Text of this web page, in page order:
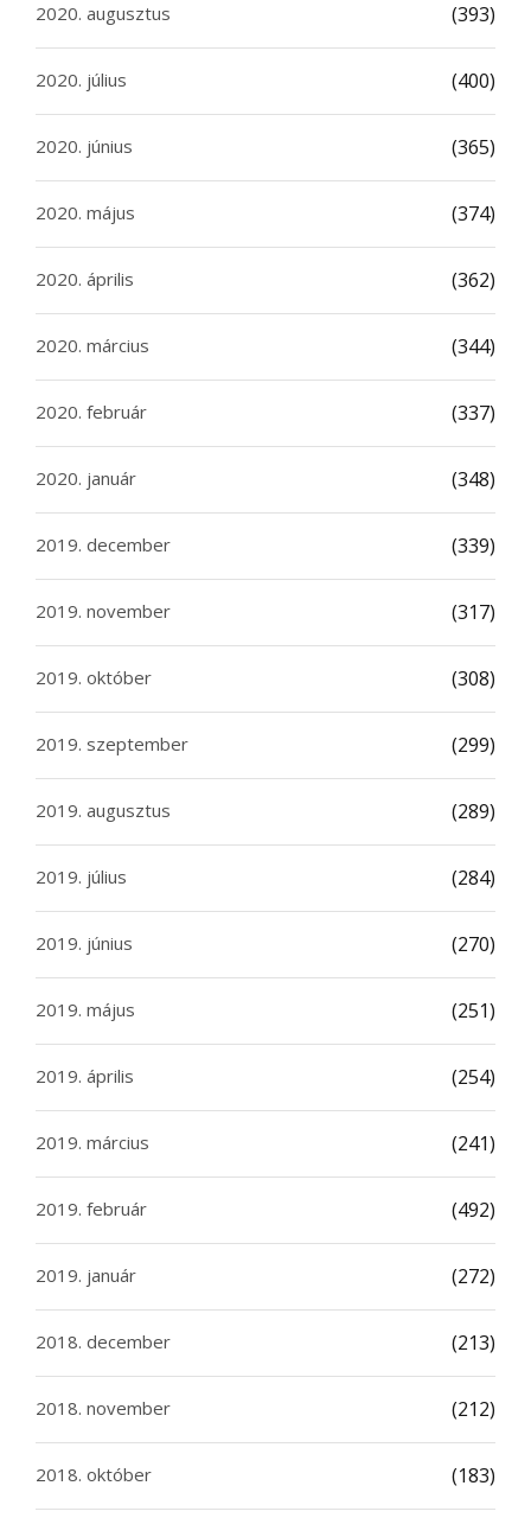
2020. augusztus (393)
2020. július (400)
2020. június (365)
2020. május (374)
2020. április (362)
2020. március (344)
2020. február (337)
2020. január (348)
2019. december (339)
2019. november (317)
2019. október (308)
2019. szeptember (299)
2019. augusztus (289)
2019. július (284)
2019. június (270)
2019. május (251)
2019. április (254)
2019. március (241)
2019. február (492)
2019. január (272)
2018. december (213)
2018. november (212)
2018. október (183)